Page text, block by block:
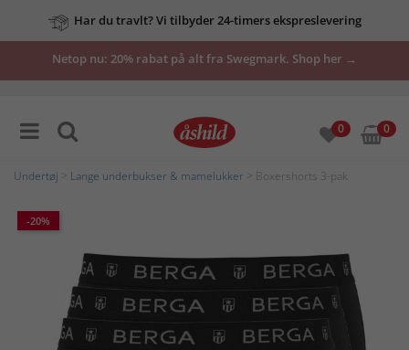
Har du travlt? Vi tilbyder 24-timers ekspreslevering
Netop nu: 20% rabat på alt fra Swegmark. Shop her →
0 0
Undertøj Lange underbukser & mamelukker > Boxershorts 3-pak
-20%